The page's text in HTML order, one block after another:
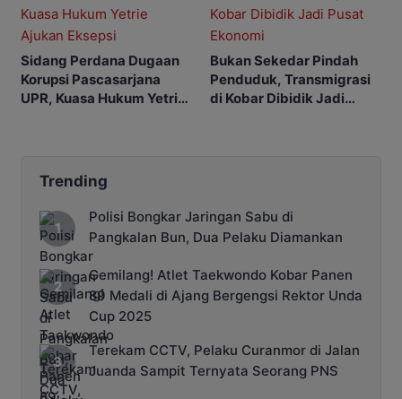
Sidang Perdana Dugaan
Korupsi Pascasarjana
UPR, Kuasa Hukum Yetrie
Bukan Sekedar Pindah
Penduduk, Transmigrasi
di Kobar Dibidik Jadi
Trending
Polisi Bongkar Jaringan Sabu di
Pangkalan Bun, Dua Pelaku Diamankan
Gemilang! Atlet Taekwondo Kobar Panen
89 Medali di Ajang Bergengsi Rektor Unda
Cup 2025
Terekam CCTV, Pelaku Curanmor di Jalan
Juanda Sampit Ternyata Seorang PNS